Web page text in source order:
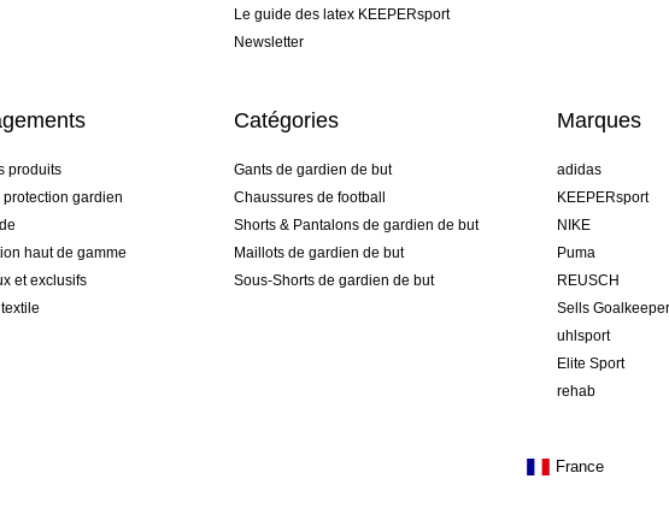
Le guide des latex KEEPERsport
Newsletter
produits
gardien
haut de gamme
et exclusifs
Catégories
Gants de gardien de but
Chaussures de football
Shorts & Pantalons de gardien de but
Maillots de gardien de but
Sous-Shorts de gardien de but
Marques
adidas
KEEPERsport
NIKE
Puma
REUSCH
Sells Goalkeeper
uhlsport
Elite Sport
rehab
France